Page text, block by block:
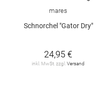
mares
Schnorchel "Gator Dry"
24,95 €
inkl. MwSt. zzgl. Versand